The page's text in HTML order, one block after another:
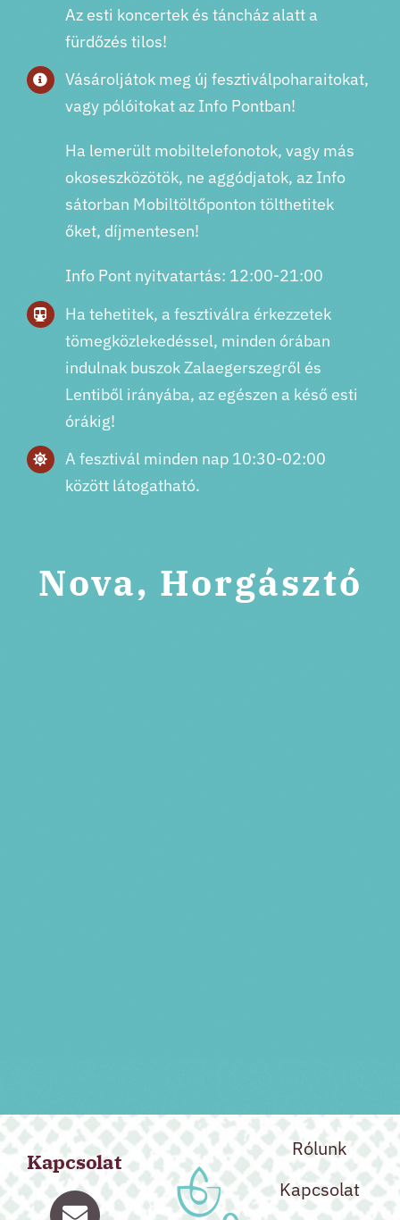
Az esti koncertek és táncház alatt a
fürdőzés tilos!
Vásároljátok meg új fesztiválpoharaitokat,
vagy pólóitokat az Info Pontban!
Ha lemerült mobiltelefonotok, vagy más
okoseszközötök, ne aggódjatok, az Info
sátorban Mobiltöltőponton tölthetitek
őket, díjmentesen!
Info Pont nyitvatartás: 12:00-21:00
Ha tehetitek, a fesztiválra érkezzetek
tömegközlekedéssel, minden órában
indulnak buszok Zalaegerszegről és
Lentiből irányába, az egészen a késő esti
órákig!
A fesztivál minden nap 10:30-02:00
között látogatható.
Nova, Horgásztó
Kapcsolat
Rólunk
Kapcsolat